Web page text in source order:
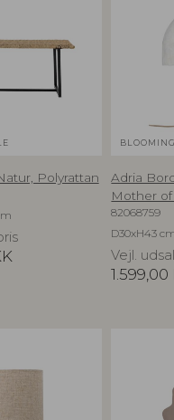
Polyrattan
Adria
Mother of
82068759
D30xH43
Vejl.
1.599,00